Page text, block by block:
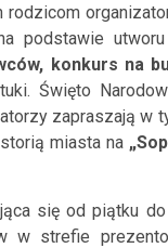
rodzicom
podstawie
konkurs na
Święto
zapraszają w
miasta na
się od piątku
w strefie